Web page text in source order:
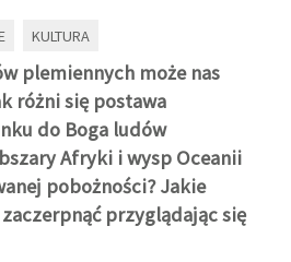
PARTNERZY
MEDIÓW
KONTAKT
KULTURA
plemiennych może nas
różni się postawa
do Boga ludów
Afryki i wysp Oceanii
pobożności? Jakie
przyglądając się